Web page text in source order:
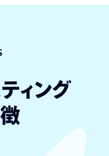
ィング